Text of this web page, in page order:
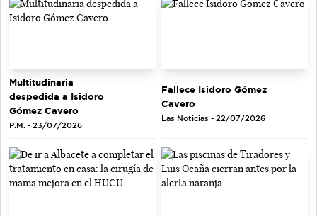
Multitudinaria
despedida a Isidoro
Gómez Cavero
P.M. - 23/07/2026
Fallece Isidoro Gómez
Cavero
Las Noticias - 22/07/2026